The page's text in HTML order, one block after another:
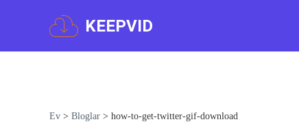
KEEPVID
Ev > Bloglar > how-to-get-twitter-gif-download